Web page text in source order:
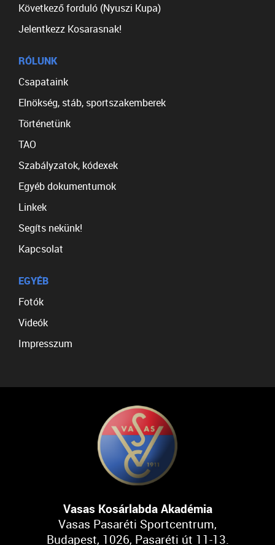
Következő forduló (Nyuszi Kupa)
Jelentkezz Kosarasnak!
RÓLUNK
Csapataink
Elnökség, stáb, sportszakemberek
Történetünk
TAO
Szabályzatok, kódexek
Egyéb dokumentumok
Linkek
Segíts nekünk!
Kapcsolat
EGYÉB
Fotók
Videók
Impresszum
Vasas Kosárlabda Akadémia
Vasas Pasaréti Sportcentrum,
Budapest, 1026, Pasaréti út 11-13.